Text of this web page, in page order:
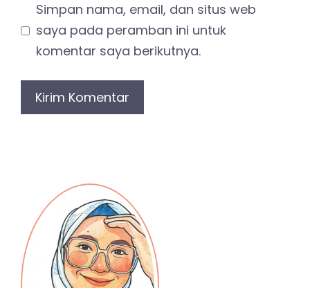
Simpan nama, email, dan situs web
saya pada peramban ini untuk
komentar saya berikutnya.